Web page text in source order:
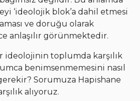
‘ideolojik blok’a dahil etmesi
ve doruğu olarak
anlaşılır görünmektedir.
ideolojinin toplumda karşılık
benimsenmemesini nasıl
Sorumuza Hapishane
alıyoruz.